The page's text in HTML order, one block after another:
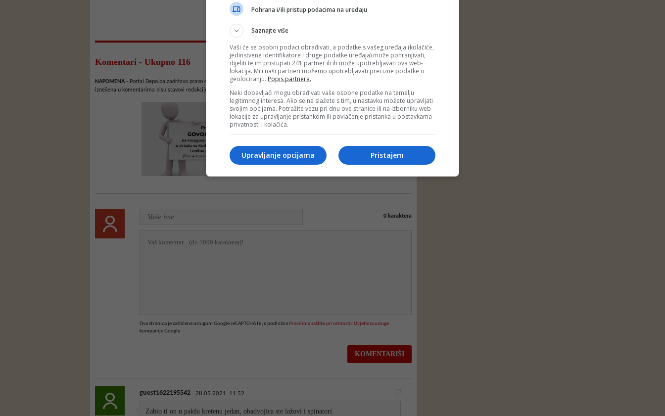
Komentari - Ukupno 116
NAPOMENA - Portal Depo.ba zadržava pravo da obriše neprimjereni dio ili cijeli komentar bez najave i objašnjenja. Mišljenja
iznešena u komentarima nisu stavovi redakcije web portala Depo.ba!
0karaktera
Ova stranica je zaštićena uslugom Google reCAPTCHA te je podložna Pravilima zaštite privatnostii Uvjetima usluge
kompanije Google.
guest1622195542 28.05.2021. 11:52
Zabio ti on u pakšu kretenu jedan, obadvojica ste lažovi i spinatori.
Pohrana i/ili pristup podacima na uređaju
Saznajte više
Vaši će se osobni podaci obrađivati, a podatke s vašeg uređaja (kolačiće,
jedinstvene identifikatore i druge podatke uređaja) može pohranjivati,
dijeliti te im pristupati 241 partner ili ih može upotrebljavati ova web-
lokacija. Mi i naši partneri možemo upotrebljavati precizne podatke o
geolociranju. Popis partnera.
Neki dobavljači mogu obrađivati vaše osobne podatke na temelju
legitimnog interesa. Ako se ne slažete s tim, u nastavku možete upravljati
svojim opcijama. Potražite vezu pri dnu ove stranice ili na izborniku web-
lokacije za upravljanje pristankom ili povlačenje pristanka u postavkama
privatnosti i kolačića.
Pristajem
Upravljanje opcijama